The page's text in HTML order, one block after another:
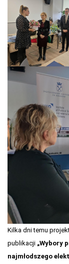
Kilka dni temu
publikacji „Wybory
najmłodszego